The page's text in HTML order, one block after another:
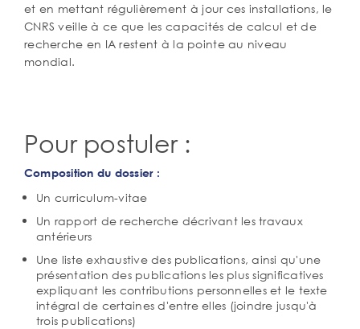
et en mettant régulièrement à jour ces installations, le
CNRS veille à ce que les capacités de calcul et de
recherche en IA restent à la pointe au niveau
mondial.
Pour postuler :
Composition du dossier :
Un curriculum-vitae
Un rapport de recherche décrivant les travaux
antérieurs
Une liste exhaustive des publications, ainsi qu'une
présentation des publications les plus significatives
expliquant les contributions personnelles et le texte
intégral de certaines d'entre elles (joindre jusqu'à
trois publications)